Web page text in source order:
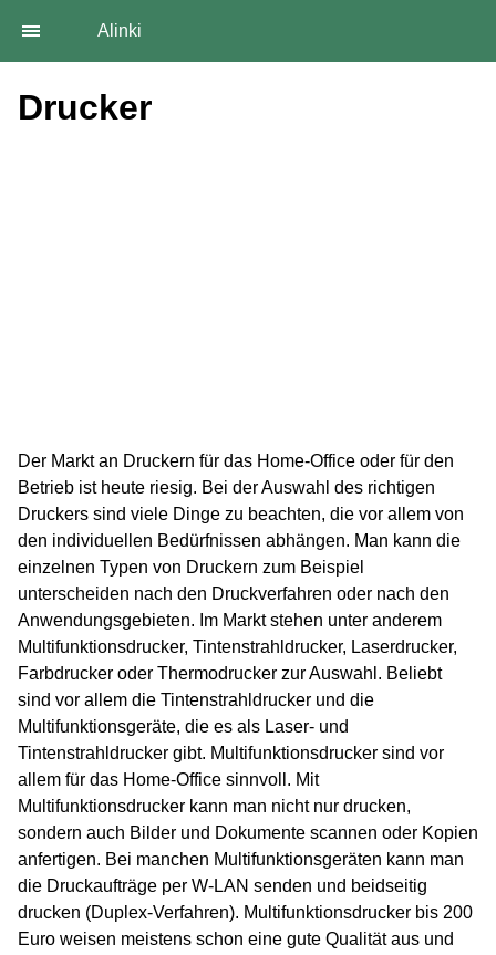
Alinki
Drucker
Der Markt an Druckern für das Home-Office oder für den
Betrieb ist heute riesig. Bei der Auswahl des richtigen
Druckers sind viele Dinge zu beachten, die vor allem von
den individuellen Bedürfnissen abhängen. Man kann die
einzelnen Typen von Druckern zum Beispiel
unterscheiden nach den Druckverfahren oder nach den
Anwendungsgebieten. Im Markt stehen unter anderem
Multifunktionsdrucker, Tintenstrahldrucker, Laserdrucker,
Farbdrucker oder Thermodrucker zur Auswahl. Beliebt
sind vor allem die Tintenstrahldrucker und die
Multifunktionsgeräte, die es als Laser- und
Tintenstrahldrucker gibt. Multifunktionsdrucker sind vor
allem für das Home-Office sinnvoll. Mit
Multifunktionsdrucker kann man nicht nur drucken,
sondern auch Bilder und Dokumente scannen oder Kopien
anfertigen. Bei manchen Multifunktionsgeräten kann man
die Druckaufträge per W-LAN senden und beidseitig
drucken (Duplex-Verfahren). Multifunktionsdrucker bis 200
Euro weisen meistens schon eine gute Qualität aus und